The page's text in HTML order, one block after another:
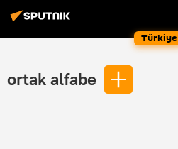
Türkiye
ortak alfabe